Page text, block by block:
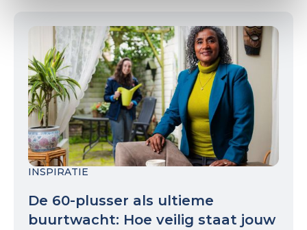
INSPIRATIE
De 60-plusser als ultieme
buurtwacht: Hoe veilig staat jouw